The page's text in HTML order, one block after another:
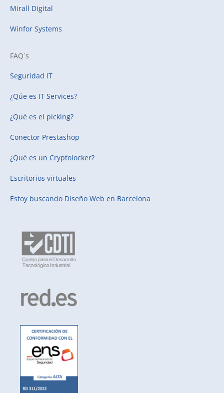
Mirall Digital
Winfor Systems
FAQ´s
Seguridad IT
¿Qúe es IT Services?
¿Qué es el picking?
Conector Prestashop
¿Qué es un Cryptolocker?
Escritorios virtuales
Estoy buscando Diseño Web en Barcelona